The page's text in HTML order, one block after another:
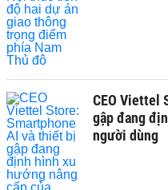
CEO Viettel
gập đang
người dùng